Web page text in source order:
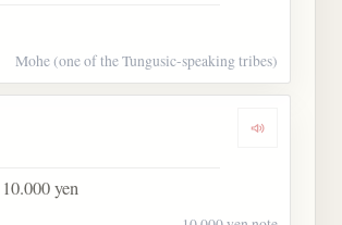
Mohe (one of the Tungusic-speaking tribes)
Dengarkan
yen